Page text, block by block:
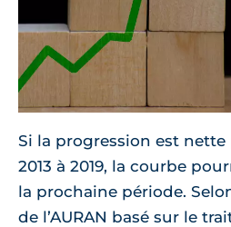
Si la progression est
2013 à 2019, la courbe
la prochaine période.
de l’AURAN basé sur le